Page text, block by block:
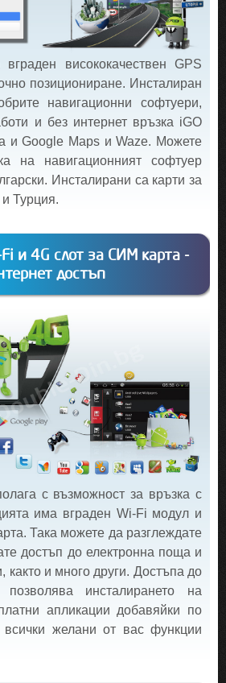
висококачествен GPS
позициониране. Инсталиран
навигационни софтуери,
и без интернет връзка iGO
и Google Maps и Waze. Можете
на навигационният софтуер
Инсталирани са карти за
Турция.
и 4G слот за СИМ карта -
достъп
с възможност за връзка с
има вграден Wi-Fi модул и
Така можете да разглеждате
достъп до електронна поща и
както и много други. Достъпа до
инсталирането на
апликации добавяйки по
всички желани от вас функции